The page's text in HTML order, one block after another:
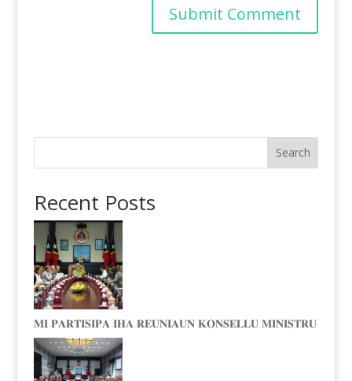
Search
Recent Posts
𝐌𝐈 𝐏𝐀𝐑𝐓𝐈𝐒𝐈𝐏𝐀 𝐈𝐇𝐀 𝐑𝐄𝐔𝐍𝐈𝐀𝐔𝐍 𝐊𝐎𝐍𝐒𝐄𝐋𝐋𝐔 𝐌𝐈𝐍𝐈𝐒𝐓𝐑𝐔